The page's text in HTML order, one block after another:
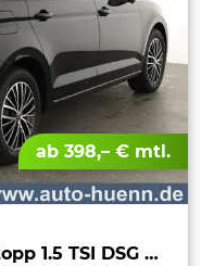
ab 398,– € mtl.
Comfortline BMT/Start-Stopp 1.5 TSI DSG Comfortline, 7-Sitzer, AHK, Navi, Matrix, el. Klappe, Side, FS-beheizbar, 4 J.-Garantie